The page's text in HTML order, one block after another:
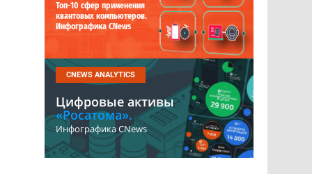
Топ-10 сфер применения
квантовых компьютеров.
Инфографика CNews
CNEWS ANALYTICS
Цифровые активы
«Росатома».
Инфографика CNews